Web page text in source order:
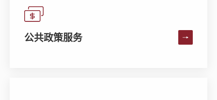
公共政策服务